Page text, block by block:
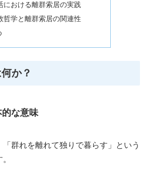
における離群索居の実践
哲学と離群索居の関連性
か？
な意味
「群れを離れて独りで暮らす」という